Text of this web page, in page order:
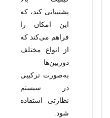
پشتیبانی کند، که
این امکان را
فراهم می‌کند که
از انواع مختلف
دوربین‌ها
به‌صورت ترکیبی
در سیستم
نظارتی استفاده
شود.